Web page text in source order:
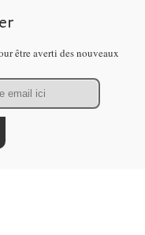
être averti des nouveaux